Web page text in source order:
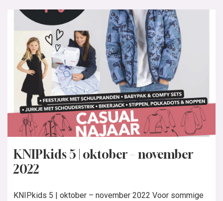
KNIPkids 5 | oktober – november
2022
KNIPkids 5 | oktober – november 2022 Voor sommige